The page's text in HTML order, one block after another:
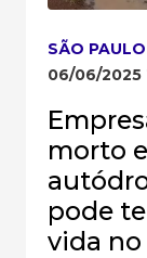
SÃO PAULO
06/06/2025
morto
pode
vida no